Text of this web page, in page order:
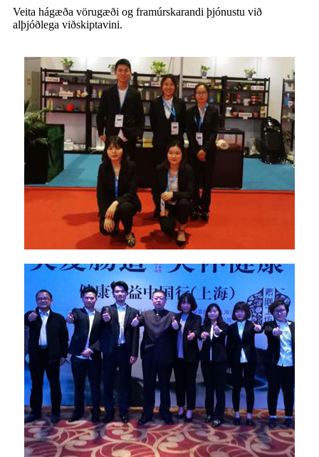
Veita hágæða vörugæði og framúrskarandi þjónustu við
alþjóðlega viðskiptavini.